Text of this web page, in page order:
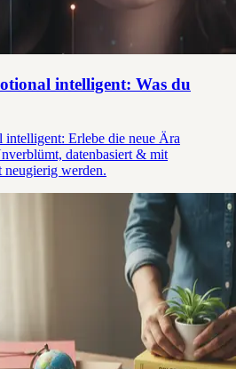
intelligent: Was du
Erlebe die neue Ära
datenbasiert & mit
werden.